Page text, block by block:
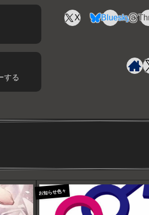
X Bluesky
する
お知らせ色々